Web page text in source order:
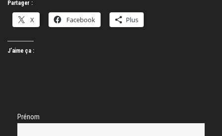
Partager :
X Facebook Plus
J’aime ça :
Prénom